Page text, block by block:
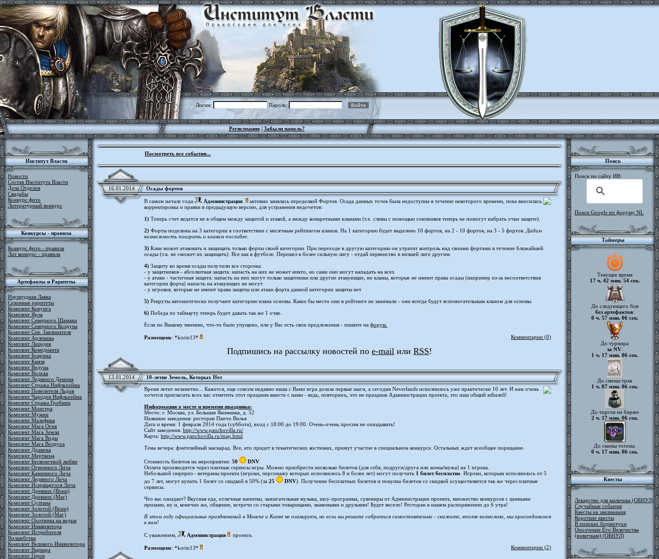
Логин: Пароль:
Регистрация| Забыли пароль?
Институт Власти
Новости
Состав Института Власти
Дела Отделов
Свадьбы
Конкурс фото
Литературный конкурс
Конкурсы - правила
Конкурс фото - правила
Лит конкурс - правила
Артефакты и Раритеты
Изумрудная Лавка
Сезонные раритеты
Комплект Конунга
Комплект Ярла
Комплект Северного Шамана
Комплект Северного Колдуна
Комплект Сев. Заклинателя
Комплект Арлекина
Комплект Лицедея
Комплект Комедианта
Комплект Боярина
Комплект Князя
Комплект Ведуна
Комплект Волхва
Комплект Ледяного Демона
Комплект Стража Нифльхейма
Комплект Повелителя Льдов
Комплект Чародея Нифльхейма
Комплект Стража Гробниц
Комплект Монстра
Комплект Мумии
Комплект Малефика
Комплект Мага Огня
Комплект Мага Земли
Комплект Мага Воды
Комплект Мага Воздуха
Комплект Дракона
Комплект Мертвеца
Комплект Бесконечной любви
Комплект Огненного Лича
Комплект Каменного Лича
Комплект Ледяного Лича
Комплект Искрящегося Лича
Комплект Древних (Воин)
Комплект Древних (Маг)
Комплект Султана
Комплект Золотой (Воин)
Комплект Золотой (Маг)
Комплект Охотника на ведьм
Комплект Инквизитора
Комплект Истребителя
Волшебства
Комплект Великого Инквизитора
Комплект Варвара
Комплект Героя
Посмотреть все события...
16.01.2014 Осады фортов
В самом начале года Администрация
активно занялась переделкой Фортов. Осада данных точек была недоступна в течение некоторого времени, пока вносилась
корректировка и правки в предыдущую версию, для устранения недочетов:
1) Теперь счет ведется не в общем между защитой и атакой, а между конкретными кланами (т.е. сливы с помощью союзников теперь не помогут набрать очки защите).
2) Форты поделены на 3 категории в соответствии с месячным рейтингом кланов. На 1 категорию будет выделено 10 фортов, на 2 - 10 фортов, на 3 - 5 фортов. Дадим
возможность поиграть и кланам послабее.
3) Клан может атаковать и защищать только форты своей категории. При переходе в другую категорию он утратит контроль над своими фортами в течение ближайшей
осады (т.к. не сможет их защищать). Все как в футболе. Перешел в более сильную лигу - отдай первенство в низшей лиге другим.
4) Защиту во время осады получили все стороны:
- у защитников - абсолютная защита: напасть на них не может никто, но сами они могут нападать на всех
- у атаки - частичная защита: напасть на них могут только защитники или другие атакующие, но кланы, которые не имеют права осады (например из-за несоответствия
категории форта) напасть на атакующих не могут
- у игроков, которые не имеют права защиты или атаки форта данной категории защиты нет
5) Рекруты автоматически получают категорию клана основы. Какое бы место они в рейтинге не занимали - они всегда будут вспомогательным кланом для основы.
6) Победа по таймауту теперь будет давать так же 1 очко.
Если по Вашему мнению, что-то было упущено, или у Вас есть свои предложения - пишите на форум.
Размещено: *korin13* Комментарии (0)
Подпишись на рассылку новостей по e-mail или RSS!
13.01.2014
10-летие Земель, Которых Нет
Время летит незаметно... Кажется, еще совсем недавно наша с Вами игра делала первые шаги, а сегодня Neverlands исполнилось уже практически 10 лет. И нам очень
хочется пригласить всех вас отметить этот праздник вместе с нами - ведь, повторюсь, это не праздник Администрации проекта, это наш общий юбилей!
Информация о месте и времени праздника:
Место: г. Москва, ул. Большая Якиманка, д. 52
Название заведения: ресторан Панчо Вилья
Дата и время: 1 февраля 2014 года (суббота), вход с 18:00 до 19:00. Очень-очень просим не опаздывать!
Сайт заведения: http://www.panchovilla.ru/
Карта: http://www.panchovilla.ru/map.html
Тема вечера: фэнтезийный маскарад. Все, кто придет в тематических костюмах, примут участие в специальном конкурсе. Остальных ждет всеобщее порицание.
Стоимость билетов на мероприятие: 50 DNV
Оплата производится через платные сервисы игры. Можно приобрести несколько билетов (для себя, подруги/друга или жены/мужа) на 1 игрока.
Небольшой сюрприз - ветераны проекта (игроки, персонажу которых исполнилось 8 и более лет) могут получить 1 билет бесплатно . Игроки, которым исполнилось от 5
до 7 лет, могут купить 1 билет со скидкой в 50% (за 25 DNV). Получение бесплатных билетов и покупка билетов со скидкой осуществляется так же через платные
сервисы.
Что вас ожидает? Вкусная еда, отличные напитки, зажигательная музыка, шоу-программа, сувениры от Администрации проекта, множество конкурсов с ценными
призами, ну и, конечно же, общение, встречи со старыми товарищами, знакомыми и друзьями! Будет весело! Ресторан в нашем распоряжении до 6 утра!
В этом году официальных празднований в Минске и Киеве не планируем, но если вы решите собраться самостоятельно - скажите, вполне возможно, мы присоединимся
к вам!
С уважением, Администрация проекта.
Размещено: *korin13* Комментарии (2)
Поиск
Поиск по сайту ИВ:
Поиск Google по форуму NL
Таймеры
Текущее время
17 ч. 42 мин. 54 сек.
До следующего боя
без артефактов:
0 ч. 57 мин. 06 сек.
До турнира
за NV:
1 ч. 17 мин. 06 сек.
До смены трав
1 ч. 07 мин. 06 сек.
До торгов на бирже
2 ч. 17 мин. 06 сек.
До смены тотема:
0 ч. 17 мин. 06 сек.
Квесты
Лекарство для мальчика (ОБНУЛ)
Случайные события
Квесты на заклинания
Короткие квесты
В поисках бормотухи
Ополчение Его Величества
(новичкам) (ОБНУЛ)